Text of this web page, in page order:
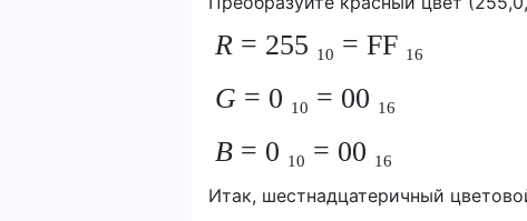
R = 255 10 = FF 16
G = 0 10 = 00 16
В = 0 10 = 00 16
Итак, шестнадцатеричный